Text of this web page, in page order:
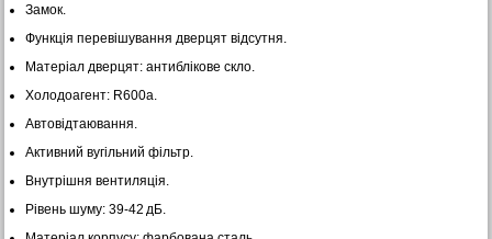
Замок.
Функція перевішування дверцят відсутня.
Матеріал дверцят: антиблікове скло.
Холодоагент: R600a.
Автовідтаювання.
Активний вугільний фільтр.
Внутрішня вентиляція.
Рівень шуму: 39-42 дБ.